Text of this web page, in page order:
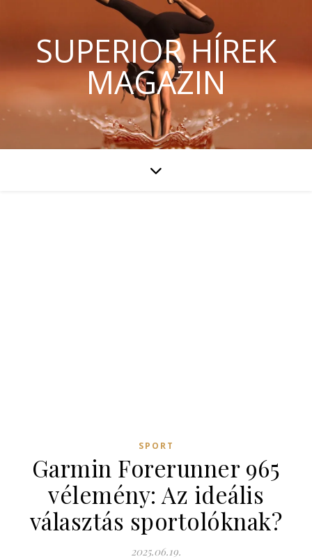
SUPERIOR HÍREK
MAGAZIN
SPORT
Garmin Forerunner 965
vélemény: Az ideális
választás sportolóknak?
2025.06.19.